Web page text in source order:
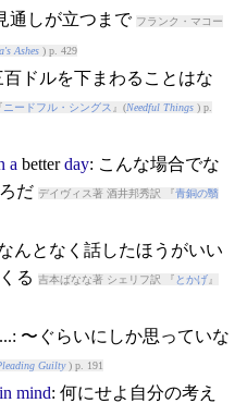
通しが立つまで フランク・マコー
Ashes) p. 429
百ドルを下まわることはな
ニードフル・シングス 』(Needful Things) p.
a better day: こんな場合でな
だ デイヴィス著 酒井邦秀訳 『青銅の翳
んとなく話したほうがいい
る 吉本ばなな著 シェリフ訳 『 とかげ』
...: 〜ぐらいにしか思っていな
Guilty) p. 191
in mind: 何にせよ自分の考え